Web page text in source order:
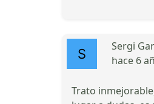
Sergi
hace 6
Trato